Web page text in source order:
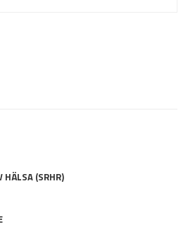
HÄLSA (SRHR)